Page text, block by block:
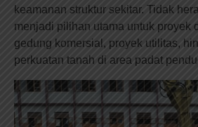
keamanan struktur sekitar. Tidak
menjadi pilihan utama untuk proyek
gedung komersial, proyek utilitas,
perkuatan tanah di area padat